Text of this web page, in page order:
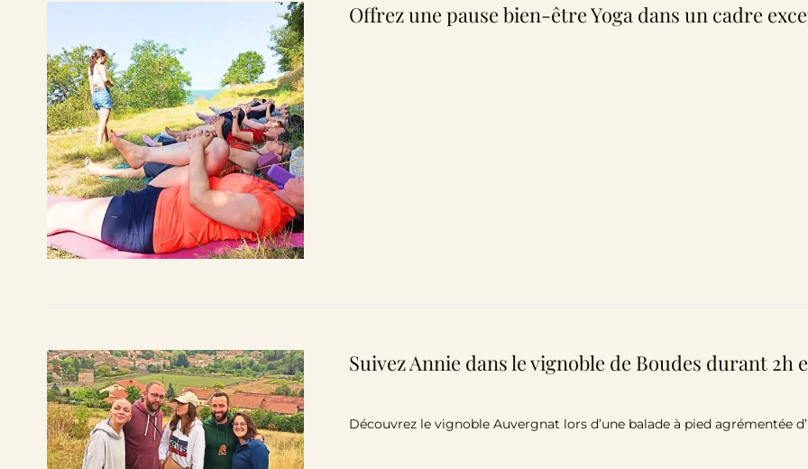
Offrez une pause bien-être Yoga dans un cadre
Suivez Annie dans le vignoble de Boudes durant 2h
Découvrez le vignoble Auvergnat lors d’une balade à pied agrémentée